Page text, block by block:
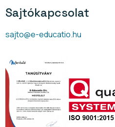
Sajtókapcsolat
sajto@e-educatio.hu